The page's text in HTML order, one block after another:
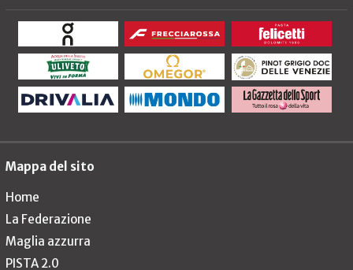
Mappa del sito
Home
La Federazione
Maglia azzurra
PISTA 2.0